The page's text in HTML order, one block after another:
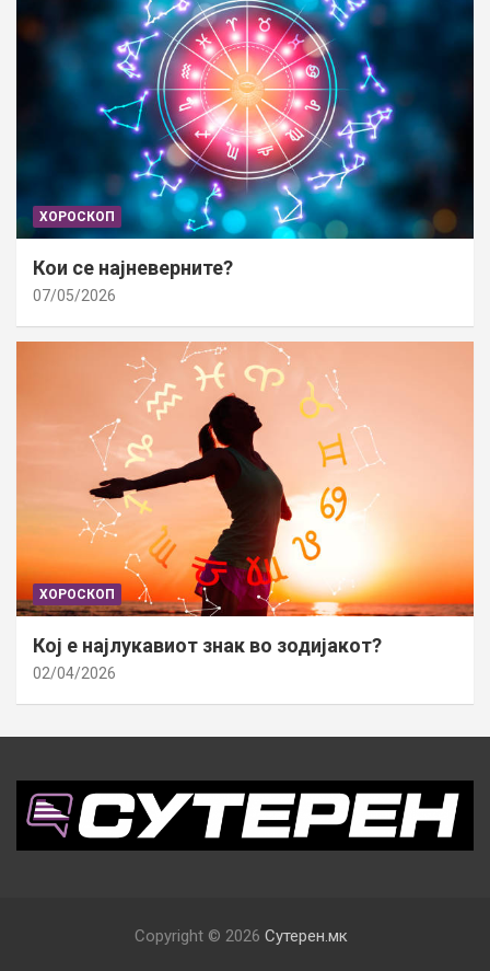
ХОРОСКОП
Кои се најневерните?
07/05/2026
ХОРОСКОП
Кој е најлукавиот знак во зодијакот?
02/04/2026
Copyright © 2026 Сутерен.мк